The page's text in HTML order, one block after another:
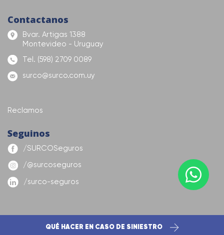
Contactanos
Bvar. Artigas 1388
Montevideo - Uruguay
Tel. (598) 2709 0089
surco@surco.com.uy
Reclamos
Seguinos
/SURCOSeguros
/@surcoseguros
/surco-seguros
QUÉ HACER EN CASO DE SINIESTRO